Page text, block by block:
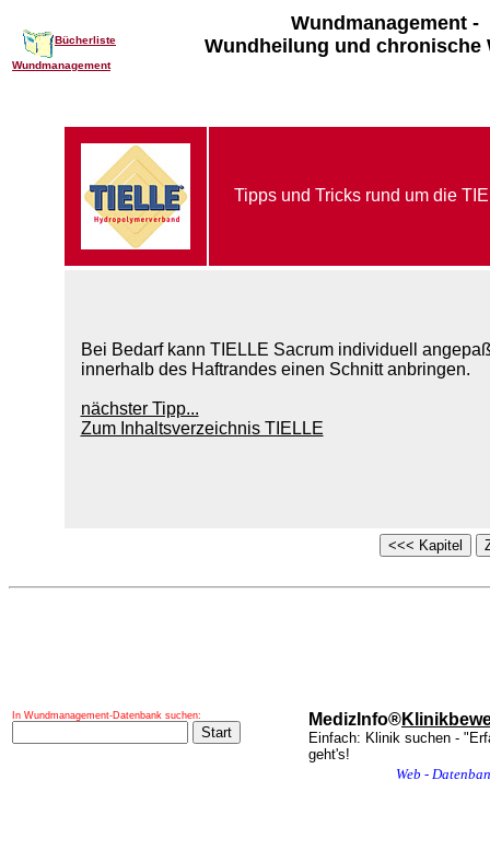
Bücherliste
Wundmanagement
Wundmanagement -
Wundheilung und chronische
Tipps und Tricks rund um die
Bei Bedarf kann TIELLE Sacrum individuell
innerhalb des Haftrandes einen Schnitt anbringen.
nächster Tipp...
Zum Inhaltsverzeichnis TIELLE
In Wundmanagement-Datenbank suchen: MedizInfo®
Einfach: Klinik suchen -
geht's!
Web -